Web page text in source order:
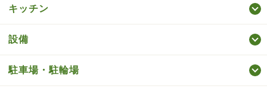
キッチン
設備
駐車場・駐輪場